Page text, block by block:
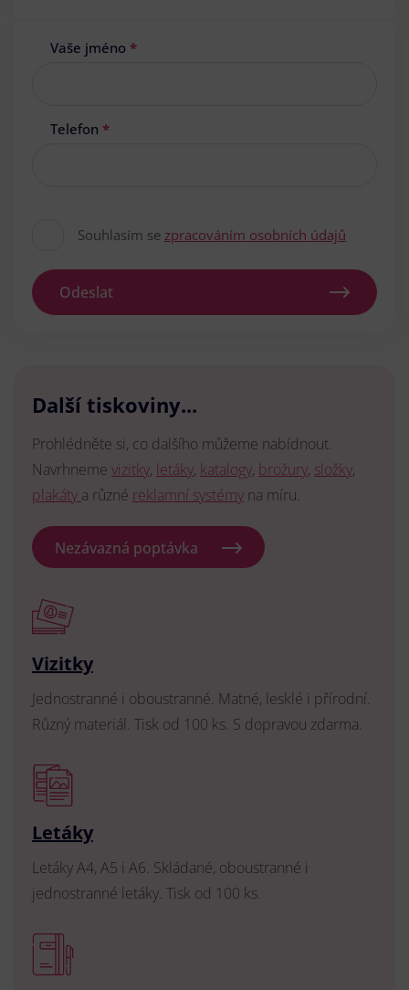
Vaše jméno *
Telefon *
Souhlasím se zpracováním osobních údajů
Odeslat
Další tiskoviny...
Prohlédněte si, co dalšího můžeme nabídnout.
Navrhneme vizitky, letáky, katalogy, brožury, složky,
plakáty a různé reklamní systémy na míru.
Nezávazná poptávka
Vizitky
Jednostranné i oboustranné. Matné, lesklé i přírodní.
Různý materiál. Tisk od 100 ks. S dopravou zdarma.
Letáky
Letáky A4, A5 i A6. Skládané, oboustranné i
jednostranné letáky. Tisk od 100 ks.